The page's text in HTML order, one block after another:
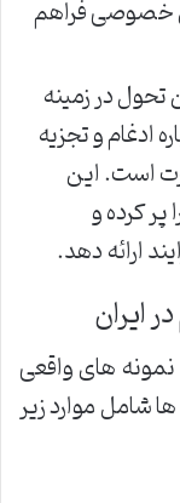
خصوصی فراهم
در زمینه
ادغام و تجزیه
است. این
کرده و
ارائه دهد.
ایران
های واقعی
شامل موارد زیر